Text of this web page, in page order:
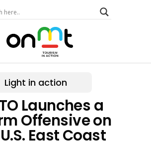
Light in action
Launches a
Offensive on
East Coast